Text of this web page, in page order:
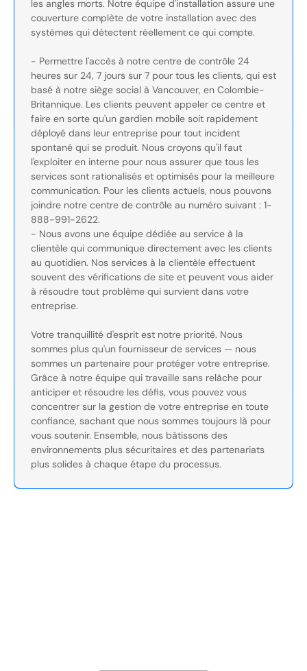
les angles morts. Notre équipe d'installation assure une
couverture complète de votre installation avec des
systèmes qui détectent réellement ce qui compte.
- Permettre l'accès à notre centre de contrôle 24
heures sur 24, 7 jours sur 7 pour tous les clients, qui est
basé à notre siège social à Vancouver, en Colombie-
Britannique. Les clients peuvent appeler ce centre et
faire en sorte qu'un gardien mobile soit rapidement
déployé dans leur entreprise pour tout incident
spontané qui se produit. Nous croyons qu'il faut
l'exploiter en interne pour nous assurer que tous les
services sont rationalisés et optimisés pour la meilleure
communication. Pour les clients actuels, nous pouvons
joindre notre centre de contrôle au numéro suivant : 1-
888-991-2622.
- Nous avons une équipe dédiée au service à la
clientèle qui communique directement avec les clients
au quotidien. Nos services à la clientèle effectuent
souvent des vérifications de site et peuvent vous aider
à résoudre tout problème qui survient dans votre
entreprise.
Votre tranquillité d'esprit est notre priorité. Nous
sommes plus qu'un fournisseur de services — nous
sommes un partenaire pour protéger votre entreprise.
Grâce à notre équipe qui travaille sans relâche pour
anticiper et résoudre les défis, vous pouvez vous
concentrer sur la gestion de votre entreprise en toute
confiance, sachant que nous sommes toujours là pour
vous soutenir. Ensemble, nous bâtissons des
environnements plus sécuritaires et des partenariats
plus solides à chaque étape du processus.